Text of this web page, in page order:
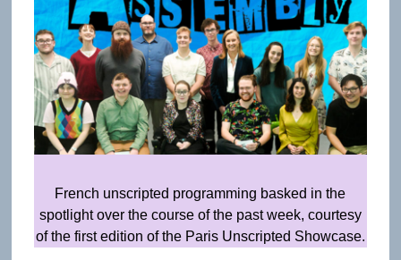
French unscripted programming basked in the
spotlight over the course of the past week, courtesy
of the first edition of the Paris Unscripted Showcase.